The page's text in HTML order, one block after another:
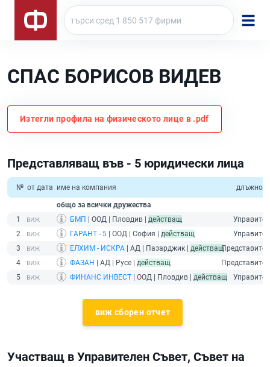
СПАС БОРИСОВ ВИДЕВ
Изтегли профила на физическото лице в .pdf
Представляващ във - 5 юридически лица
№ от дата име на компания длъжност
общо за всички дружества
1
БМП | ООД | Пловдив | действащ
Управител
2
ГАРАНТ - 5 | ООД | София | действащ
Управител
3
ЕЛХИМ - ИСКРА | АД | Пазарджик | действащПредставител
4
ФАЗАН | АД | Русе | действащ
Представител
5
ФИНАНС ИНВЕСТ | ООД | Пловдив | действащ Управител
виж сборен отчет
Участващ в Управителен Съвет, Съвет на